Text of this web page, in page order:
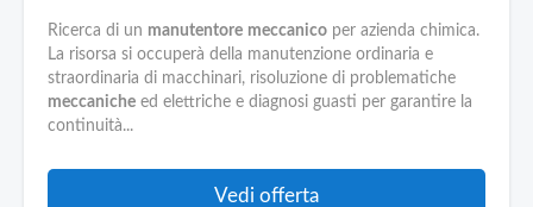
Ricerca di un manutentore meccanico per azienda chimica.
La risorsa si occuperà della manutenzione ordinaria e
straordinaria di macchinari, risoluzione di problematiche
meccaniche ed elettriche e diagnosi guasti per garantire la
continuità...
Vedi offerta